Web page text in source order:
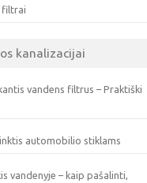
filtrai
kanalizacijai
vandens filtrus – Praktiški
automobilio stiklams
vandenyje – kaip pašalinti,